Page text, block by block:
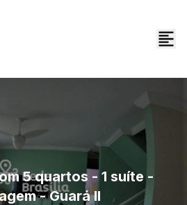
5 quartos - 1 suíte -
- Guará II